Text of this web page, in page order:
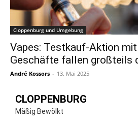
Cloppenburg und Umgebung
Vapes: Testkauf-Aktion
Geschäfte fallen großteils
André Kossors - 13. Mai 2025
CLOPPENBURG
Mäßig Bewölkt